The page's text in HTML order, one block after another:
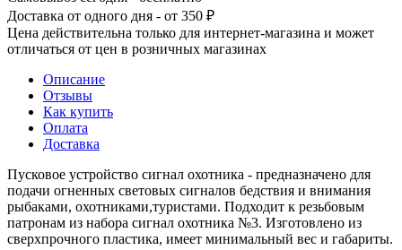
Доставка от одного дня - от 350 ₽
Цена действительна только для интернет-магазина и может
отличаться от цен в розничных магазинах
Описание
Отзывы
Как купить
Оплата
Доставка
Пусковое устройство сигнал охотника - предназначено для
подачи огненных световых сигналов бедствия и внимания
рыбаками, охотниками,туристами. Подходит к резьбовым
патронам из набора сигнал охотника №3. Изготовлено из
сверхпрочного пластика, имеет минимальный вес и габариты.